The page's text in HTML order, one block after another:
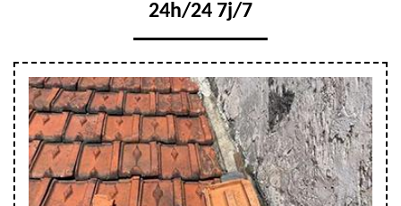
24h/24 7j/7